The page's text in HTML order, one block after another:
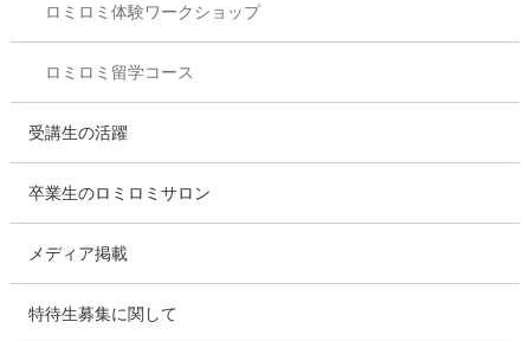
ロミロミ体験ワークショップ
ロミロミ留学コース
受講生の活躍
卒業生のロミロミサロン
メディア掲載
特待生募集に関して